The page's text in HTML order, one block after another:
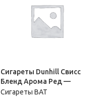
Сигареты Dunhill Свисс
Бленд Арома Ред —
Сигареты BAT